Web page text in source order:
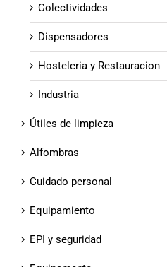
Colectividades
Dispensadores
Hosteleria y Restauracion
Industria
Útiles de limpieza
Alfombras
Cuidado personal
Equipamiento
EPI y seguridad